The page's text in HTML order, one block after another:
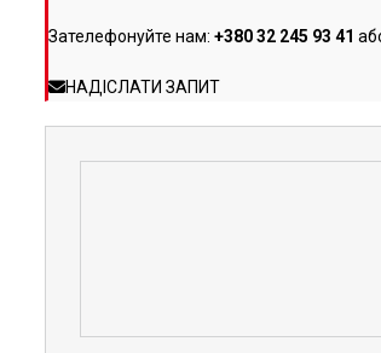
Зателефонуйте нам: +380 32 245 93 41
НАДІСЛАТИ ЗАПИТ